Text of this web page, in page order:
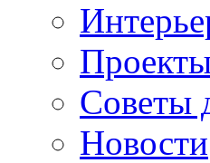
Советы
Новости